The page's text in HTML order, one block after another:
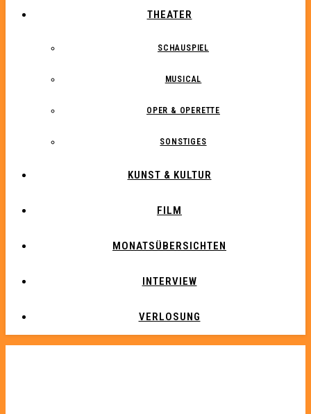
THEATER
SCHAUSPIEL
MUSICAL
OPER & OPERETTE
SONSTIGES
KUNST & KULTUR
FILM
MONATSÜBERSICHTEN
INTERVIEW
VERLOSUNG